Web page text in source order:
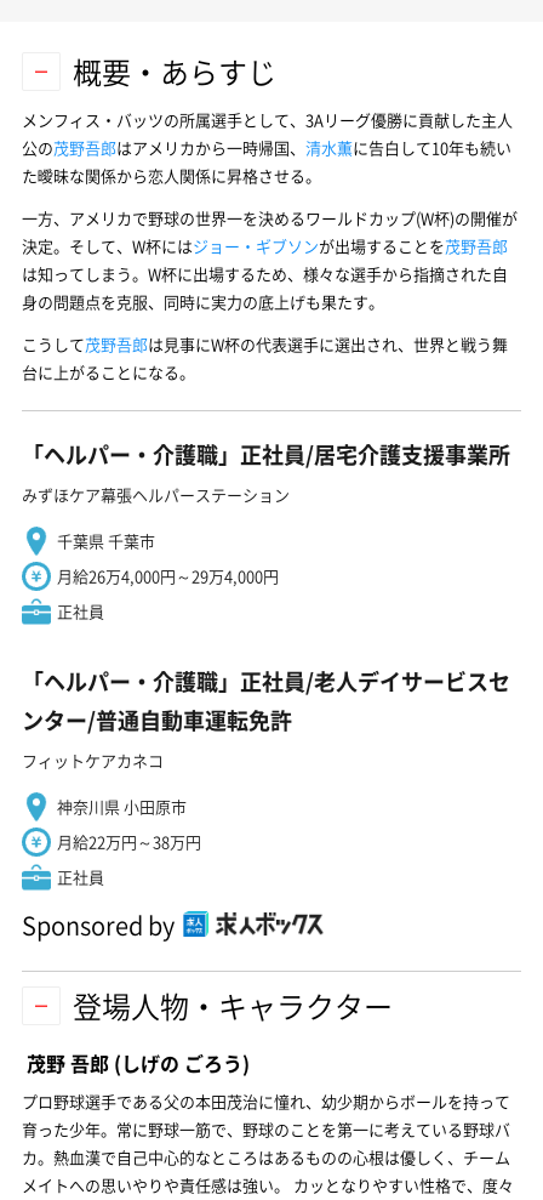
概要・あらすじ
メンフィス・バッツの所属選手として、3Aリーグ優勝に貢献した主人
公の茂野吾郎はアメリカから一時帰国、 清水薫に告白して10年も続い
た曖昧な関係から恋人関係に昇格させる。
一方、アメリカで野球の世界一を決めるワールドカップ(W杯)の開催が
決定。そして、W杯にはジョー・ギブソンが出場することを茂野吾郎
は知ってしまう。W杯に出場するため、様々な選手から指摘された自
身の問題点を克服、同時に実力の底上げも果たす。
こうして茂野吾郎は見事にW杯の代表選手に選出され、世界と戦う舞
台に上がることになる。
「ヘルパー・介護職」正社員/居宅介護支援事業所
みずほケア幕張ヘルパーステーション
千葉県 千葉市
月給26万4,000円～29万4,000円
正社員
「ヘルパー・介護職」正社員/老人デイサービスセ
ンター/普通自動車運転免許
フィットケアカネコ
神奈川県 小田原市
月給22万円～38万円
正社員
Sponsored by
登場人物・キャラクター
茂野 吾郎 (しげの ごろう)
プロ野球選手である父の本田茂治に憧れ、幼少期からボールを持って
育った少年。常に野球一筋で、野球のことを第一に考えている野球バ
カ。熱血漢で自己中心的なところはあるものの心根は優しく、チーム
メイトへの思いやりや責任感は強い。 カッとなりやすい性格で、度々